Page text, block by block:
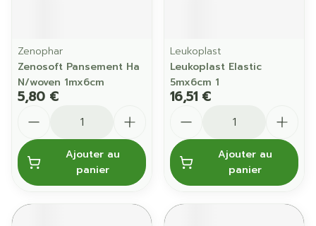
Zenophar
Zenosoft Pansement Ha
N/woven 1mx6cm
5,80 €
Ajouter au
panier
Leukoplast
Leukoplast Elastic
5mx6cm 1
16,51 €
Ajouter au
panier